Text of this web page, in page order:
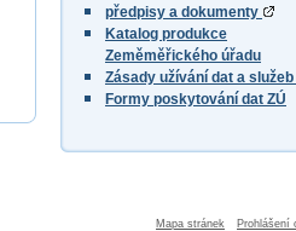
předpisy a dokumenty
Katalog produkce
Zeměměřického úřadu
Zásady užívání dat a služeb
Formy poskytování dat ZÚ
Mapa stránek Prohlášení